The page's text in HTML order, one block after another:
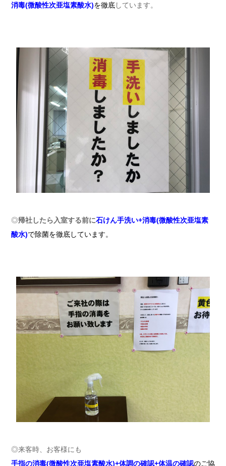
消毒(微酸性次亜塩素酸水)を徹底しています。
◎帰社したら 入室する前に石けん手洗い+消毒(微酸性次亜塩素
酸水)で除菌を徹底しています。
◎来客時、お客様にも
手指の消毒(微酸性次亜塩素酸水)+体調の確認+体温の確認のご協